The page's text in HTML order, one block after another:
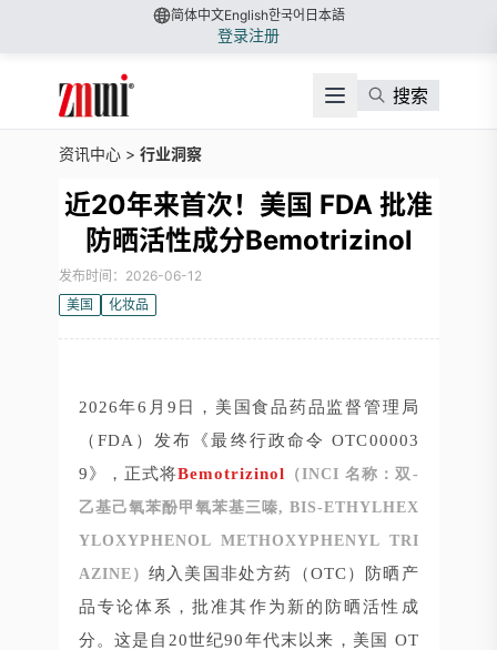
简体中文English한국어 日本語
登录注册
搜索
资讯中心 > 行业洞察
近20年来首次！美国 FDA 批准
防晒活性成分Bemotrizinol
发布时间：2026-06-12
美国
化妆品
2026年6月9日，美国食品药品监督管理局
（FDA）发布《最终行政命令 OTC00003
9》，正式将Bemotrizinol （INCI 名称：双-
乙基己氧苯酚甲氧苯基三嗪, BIS-ETHYLHEX
YLOXYPHENOL METHOXYPHENYL TRI
AZINE） 纳入美国非处方药（OTC）防晒产
品专论体系，批准其作为新的防晒活性成
分。这是自20世纪90年代末以来，美国 OT